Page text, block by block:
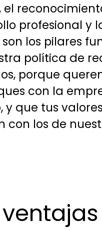
el
profesional y
los pilares
política de
porque
con la
y que tus
con los de